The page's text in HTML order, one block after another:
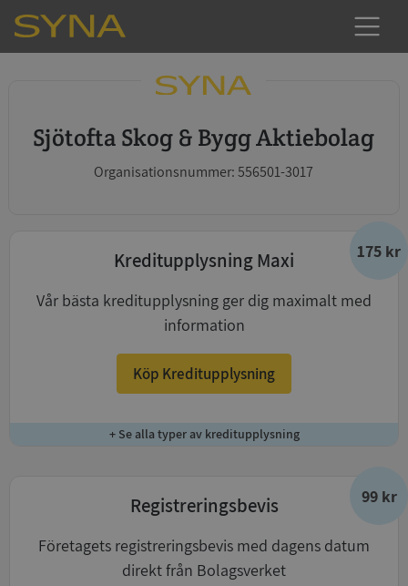
Sjötofta Skog & Bygg Aktiebolag
Organisationsnummer: 556501-3017
175 kr
Kreditupplysning Maxi
Vår bästa kreditupplysning ger dig maximalt med
information
Köp Kreditupplysning
+ Se alla typer av kreditupplysning
99 kr
Registreringsbevis
Företagets registreringsbevis med dagens datum
direkt från Bolagsverket